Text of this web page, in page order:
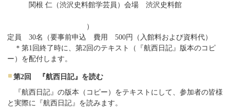
関根 仁（渋沢史料館学芸員） 会場 渋沢史料館
定員 30名 （要事前申込
）
費用 500円（入館料および資料代）
＊第1回終了時に、第2回のテキスト（『航西日記』版本のコピ
ー）を配付します。
第2回 『航西日記』を読む
『航西日記』の版本（コピー）をテキストにして、参加者の皆様
と実際に『航西日記』を読みます。